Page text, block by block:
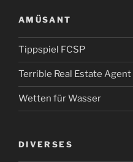
AMÜSANT
Tippspiel FCSP
Terrible Real Estate
Wetten für Wasser
DIVERSES